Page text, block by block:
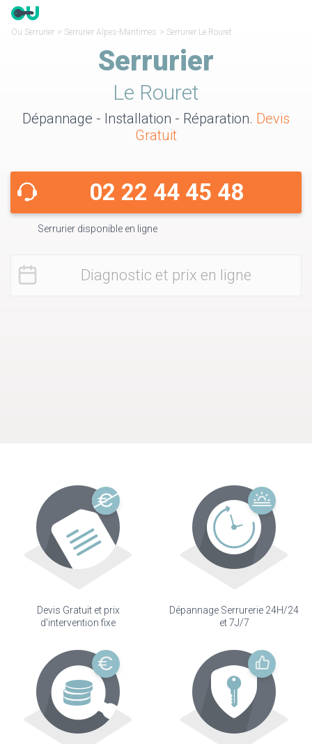
Ou Serrurier > Serrurier Alpes-Maritimes > Serrurier Le Rouret
Serrurier
Le Rouret
Dépannage - Installation - Réparation. Devis
Gratuit
02 22 44 45 48
Serrurier disponible en ligne
Diagnostic et prix en ligne
Devis Gratuit et prix
d'intervention fixe
Dépannage Serrurerie 24H/24
et 7J/7